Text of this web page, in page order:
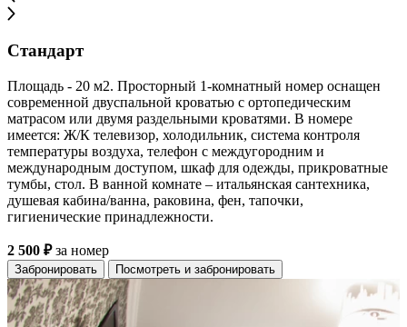
Стандарт
Площадь - 20 м2. Просторный 1-комнатный номер оснащен
современной двуспальной кроватью с ортопедическим
матрасом или двумя раздельными кроватями. В номере
имеется: Ж/К телевизор, холодильник, система контроля
температуры воздуха, телефон с междугородним и
международным доступом, шкаф для одежды, прикроватные
тумбы, стол. В ванной комнате – итальянская сантехника,
душевая кабина/ванна, раковина, фен, тапочки,
гигиенические принадлежности.
2 500 ₽за номер
Забронировать Посмотреть и забронировать